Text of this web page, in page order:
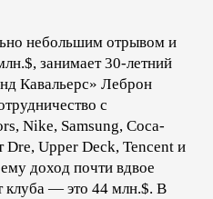
небольшим отрывом и
занимает 30-летний
Кавальерс» Леброн
с
Nike, Samsung, Coca-
Dre, Upper Deck, Tencent и
доход почти вдвое
— это 44 млн.$. В